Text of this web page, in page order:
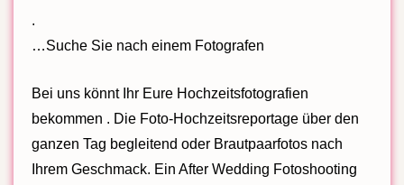
.
…Suche Sie nach einem Fotografen
Bei uns könnt Ihr Eure Hochzeitsfotografien
bekommen . Die Foto-Hochzeitsreportage über den
ganzen Tag begleitend oder Brautpaarfotos nach
Ihrem Geschmack. Ein After Wedding Fotoshooting